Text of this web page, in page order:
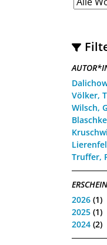
Völker,
Wilsch,
Truffer,
2026 (1)
2025 (1)
2024 (2)